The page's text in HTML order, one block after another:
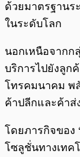
ด้วยมาตรฐานร
ในระดับโลก
นอกเหนือจากก
บริการไปยังลูก
โทรคมนาคม พ
ค้าปลีกและค้าส่
โดยภารกิจของ
โซลูชั่นทางเทค